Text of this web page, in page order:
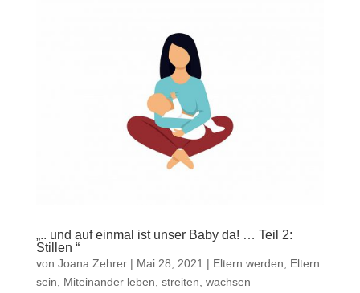
„.. und auf einmal ist unser Baby da! … Teil 2:
Stillen “
von Joana Zehrer| Mai 28, 2021 | Eltern werden, Eltern
sein, Miteinander leben, streiten, wachsen